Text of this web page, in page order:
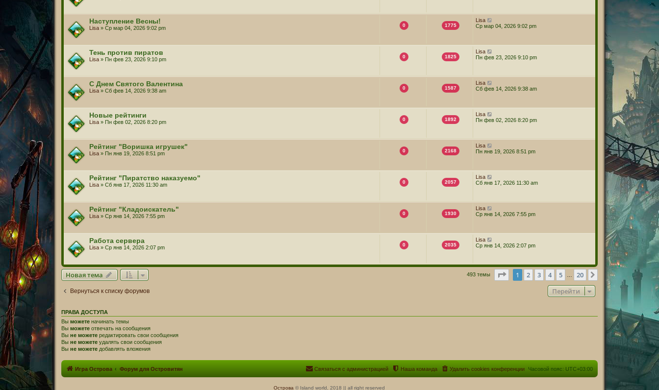
Наступление Весны!
Lisa» Ср мар 04, 2026 9:02 pm 0 1775
Lisa
Ср мар 04, 2026 9:02 pm
Тень против пиратов
Lisa» Пн фев 23, 2026 9:10 pm 0 1825
Lisa
Пн фев 23, 2026 9:10 pm
С Днем Святого Валентина
Lisa» Сб фев 14, 2026 9:38 am 0 1587
Lisa
Сб фев 14, 2026 9:38 am
Новые рейтинги
Lisa» Пн фев 02, 2026 8:20 pm 0 1892
Lisa
Пн фев 02, 2026 8:20 pm
Рейтинг "Воришка игрушек"
Lisa» Пн янв 19, 2026 8:51 pm 0 2168
Lisa
Пн янв 19, 2026 8:51 pm
Рейтинг "Пиратство наказуемо"
Lisa» Сб янв 17, 2026 11:30 am 0 2057
Lisa
Сб янв 17, 2026 11:30 am
Рейтинг "Кладоискатель"
Lisa» Ср янв 14, 2026 7:55 pm 0 1930
Lisa
Ср янв 14, 2026 7:55 pm
Работа сервера
Lisa» Ср янв 14, 2026 2:07 pm 0 2035
Lisa
Ср янв 14, 2026 2:07 pm
Новая тема 493 темы Страница1 из 20
1 2 3 4 5 20 След.
Вернуться к списку форумов Перейти
ПРАВА ДОСТУПА
Вы можетеначинать темы
Вы можетеотвечать на сообщения
Вы не можетередактировать свои сообщения
Вы не можетеудалять свои сообщения
Вы не можетедобавлять вложения
Игра Острова Форум для Островитян Часовой пояс: UTC+03:00
Удалить cookies конференции
Наша команда
Связаться с администрацией
Острова © Island world, 2018 || all right reserved